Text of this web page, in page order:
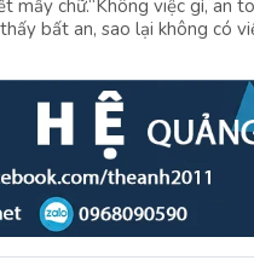
chữ.“Không việc gì, an
bất an, sao lại không có